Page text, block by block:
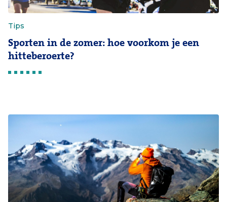
Tips
Sporten in de zomer: hoe voorkom je een
hitteberoerte?